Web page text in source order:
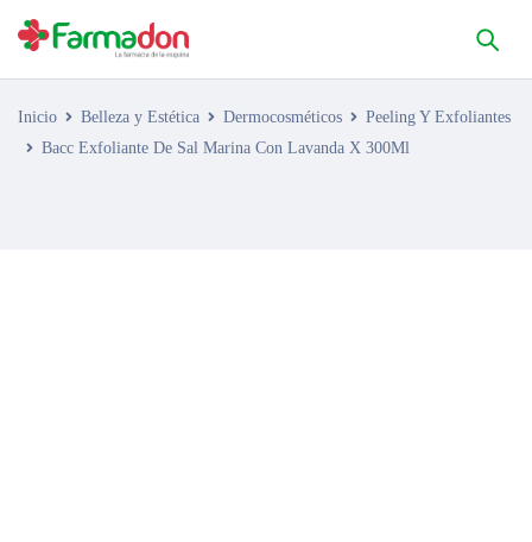
Inicio Belleza y Estética Dermocosméticos
Peeling Y Exfoliantes
Bacc Exfoliante De Sal Marina Con Lavanda X 300Ml